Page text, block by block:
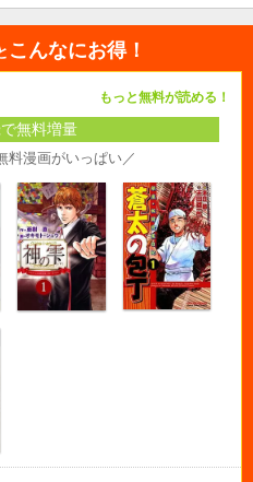
こんなにお得！
もっと無料が読める！
無料増量
料漫画がいっぱい／